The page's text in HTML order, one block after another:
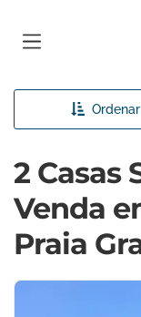
Ordenar
2 Casas
Venda
Praia